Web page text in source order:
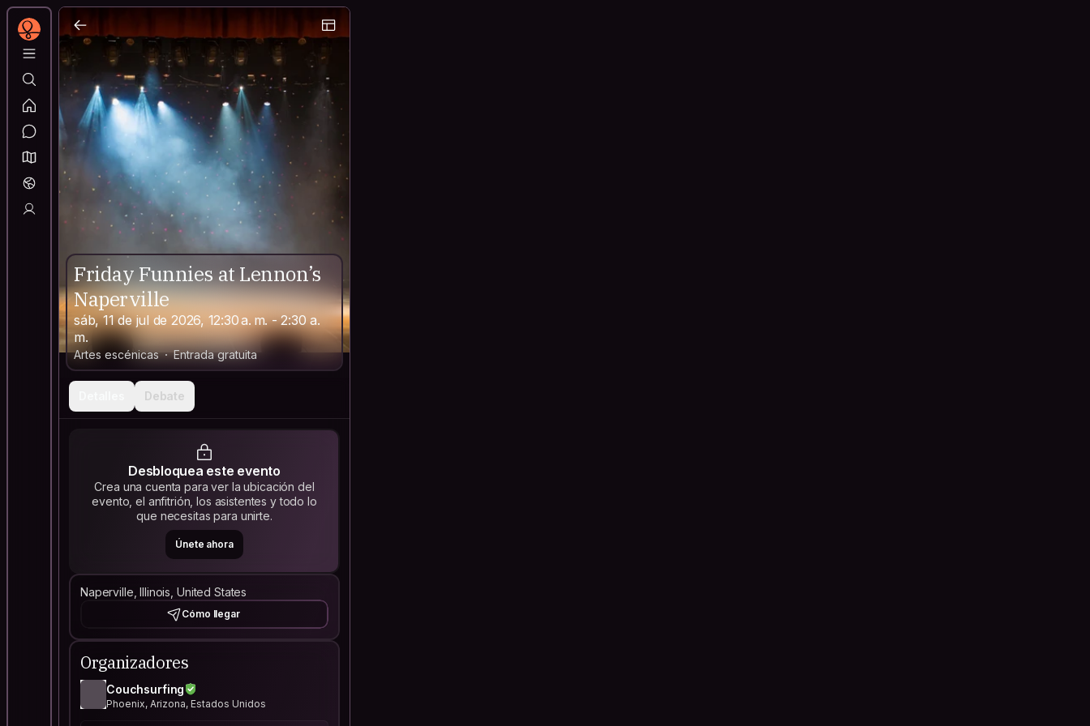
Friday Funnies at Lennon’s
Naperville
sáb, 11 de jul de 2026, 12:30 a. m. - 2:30 a.
m.
Artes escénicas Entrada gratuita
Debate
Desbloquea este evento
Crea una cuenta para ver la ubicación del
evento, el anfitrión, los asistentes y todo lo
que necesitas para unirte.
Únete ahora
Naperville, Illinois, United States
Cómo llegar
Organizadores
Couchsurfing
Phoenix, Arizona, Estados Unidos